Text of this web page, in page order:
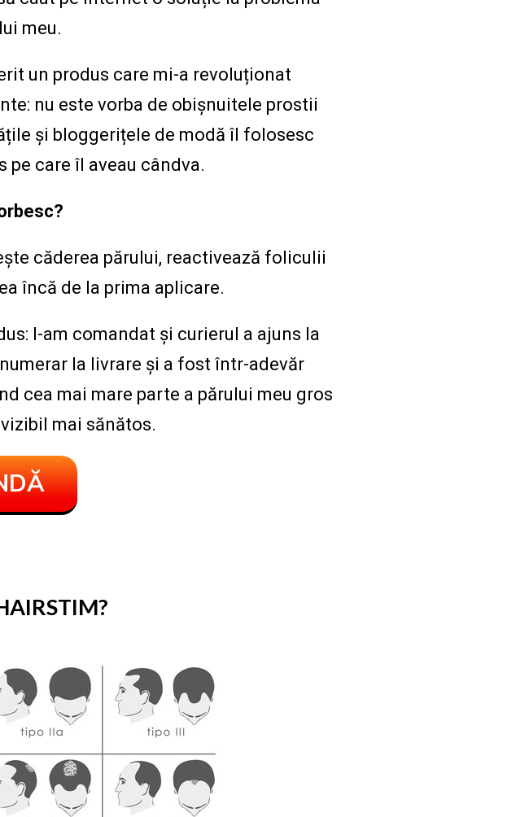
meu.
un produs care mi-a revoluționat
nu este vorba de obișnuitele prostii
și bloggerițele de modă îl folosesc
pe care îl aveau cândva.
căderea părului, reactivează foliculii
încă de la prima aplicare.
l-am comandat și curierul a ajuns la
la livrare și a fost într-adevăr
cea mai mare parte a părului meu gros
mai sănătos.